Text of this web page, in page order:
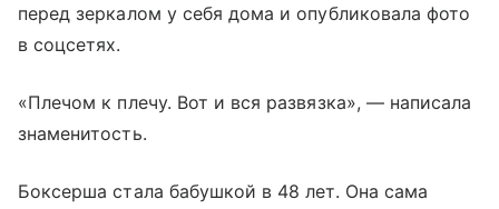
перед зеркалом у себя дома и опубликовала фото
в соцсетях.
«Плечом к плечу. Вот и вся развязка», — написала
знаменитость.
Боксерша стала бабушкой в 48 лет. Она сама